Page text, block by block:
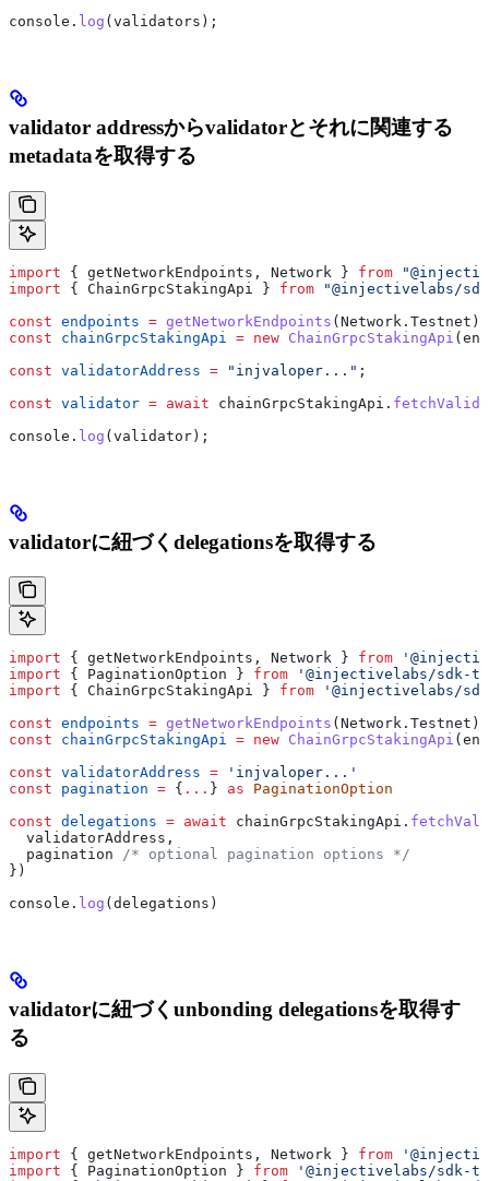
console . log ( validators );
validator addressからvalidatorとそれに関連する
metadataを取得する
import { getNetworkEndpoints , Network } from
import { ChainGrpcStakingApi } from "@injectivelabs/
const endpoints = getNetworkEndpoints ( Network . Testnet );
const chainGrpcStakingApi = new ChainGrpcStakingApi (
const validatorAddress = "injvaloper..." ;
const validator = await chainGrpcStakingApi .
console . log ( validator );
validatorに紐づくdelegationsを取得する
import { getNetworkEndpoints , Network } from
import { PaginationOption } from '@injectivelabs/sdk-
import { ChainGrpcStakingApi } from '@injectivelabs/
const endpoints = getNetworkEndpoints ( Network . Testnet )
const chainGrpcStakingApi = new ChainGrpcStakingApi (
const validatorAddress = 'injvaloper...'
const pagination = { ... } as PaginationOption
const delegations = await chainGrpcStakingApi .
  validatorAddress
,
  pagination
/* optional pagination options */
})
console . log ( delegations )
validatorに紐づくunbonding delegationsを取得す
る
import { getNetworkEndpoints , Network } from
import { PaginationOption } from '@injectivelabs/sdk-